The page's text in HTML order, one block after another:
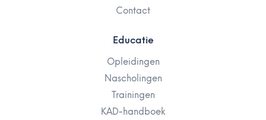
Contact
Educatie
Opleidingen
Nascholingen
Trainingen
KAD-handboek